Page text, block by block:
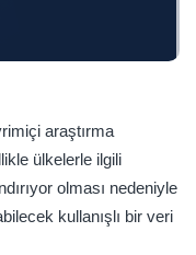
araştırma
ülkelerle ilgili
olması nedeniyle
kullanışlı bir veri